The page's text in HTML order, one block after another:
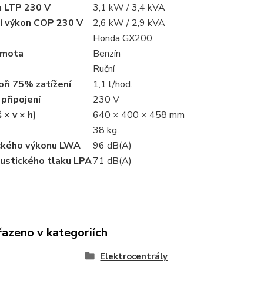
LTP 230 V
3,1 kW / 3,4 kVA
COP 230 V
2,6 kW / 2,9 kVA
Honda GX200
Benzín
Ruční
75% zatížení
1,1 l/hod.
230 V
× v × h)
640 × 400 × 458 mm
38 kg
výkonu LWA
96 dB(A)
tlaku LPA71 dB(A)
v kategoriích
Elektrocentrály